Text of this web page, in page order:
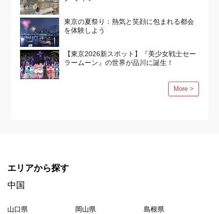
東京の夏祭り：熱気と笑顔に包まれる都会
を体験しよう
【東京2026新スポット】『美少女戦士セー
ラームーン』の世界が品川に誕生！
More >
エリアから探す
中国
山口県 岡山県
島根県